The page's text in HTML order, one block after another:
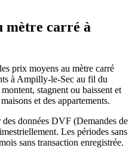
mètre carré à
prix moyens au mètre carré
à Ampilly-le-Sec au fil du
stagnent ou baissent et
et des appartements.
données DVF (Demandes de
Les périodes sans
sans transaction enregistrée.